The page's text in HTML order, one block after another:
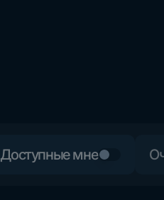
Доступные мне